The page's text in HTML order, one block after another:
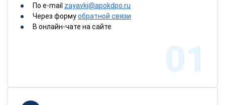
По e-mail zayavki@apokdpo.ru
Через формуобратной связи
В онлайн-чате на сайте
01